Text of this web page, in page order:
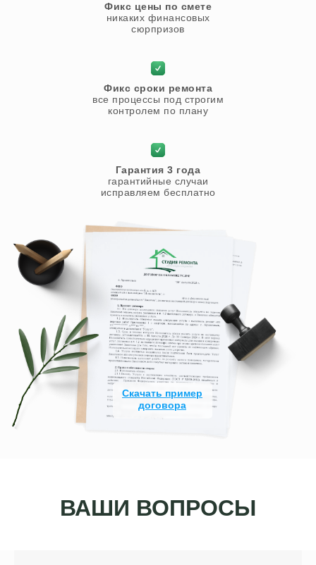
Фикс цены по смете
никаких финансовых
сюрпризов
Фикс сроки ремонта
все процессы под строгим
контролем по плану
Скачать пример
договора
Гарантия 3 года
гарантийные случаи
исправляем бесплатно
ВАШИ ВОПРОСЫ